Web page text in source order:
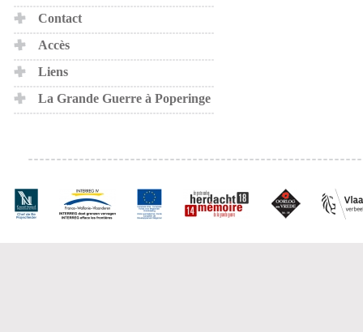
Contact
Accès
Liens
La Grande Guerre à Poperinge